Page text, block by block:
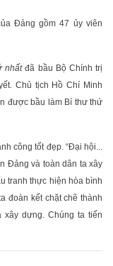
Đảng gồm 47 ủy viên
nhấtđã bầu Bộ Chính trị
Chủ tịch Hồ Chí Minh
được bầu làm Bí thư thứ
công tốt đẹp. “Đại hội...
Đảng và toàn dân ta xây
tranh thực hiện hòa bình
đoàn kết chặt chẽ thành
xây dựng. Chúng ta tiến